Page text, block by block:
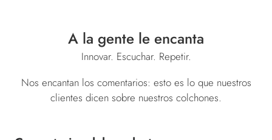
A la gente le encanta
Innovar. Escuchar. Repetir.
Nos encantan los comentarios: esto es lo que nuestros
clientes dicen sobre nuestros colchones.